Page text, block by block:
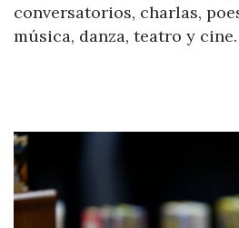
conversatorios, charlas,
música, danza, teatro y cine.